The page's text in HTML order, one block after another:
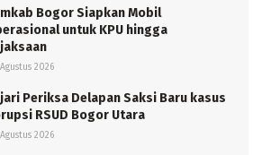
Bogor Siapkan Mobil
untuk KPU hingga
2026
Periksa Delapan Saksi Baru kasus
RSUD Bogor Utara
2026